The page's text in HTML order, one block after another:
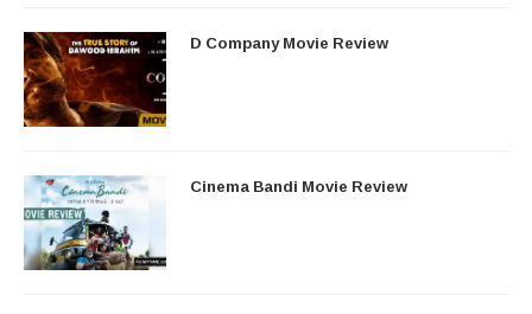
D Company Movie Review
Cinema Bandi Movie Review